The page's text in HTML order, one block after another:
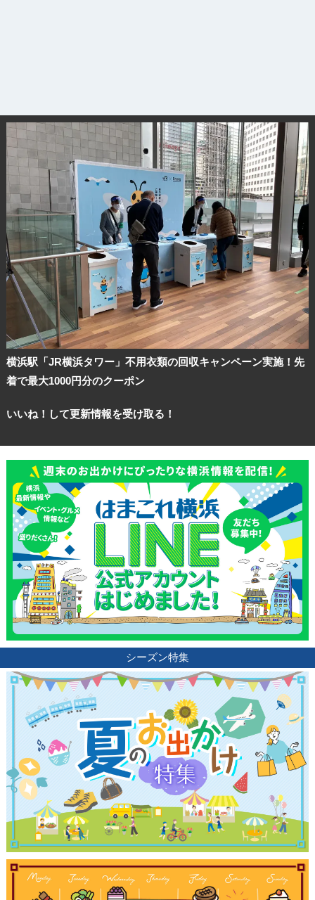
横浜駅「JR横浜タワー」不用衣類の回収キャンペーン実施！先
着で最大1000円分のクーポン
いいね！して更新情報を受け取る！
シーズン特集